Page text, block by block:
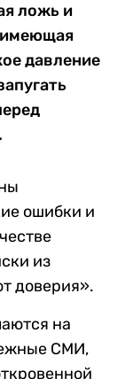
ложь и
имеющая
давление
ошибки и
из
доверия».
на
СМИ,